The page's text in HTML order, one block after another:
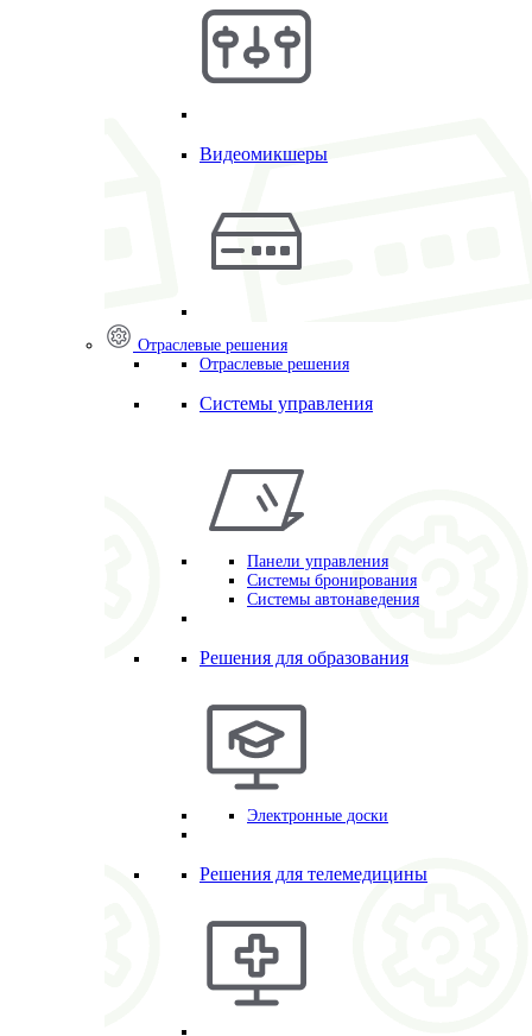
Видеомикшеры
Отраслевые решения
Отраслевые решения
Системы управления
Панели управления
Системы бронирования
Системы автонаведения
Решения для образования
Электронные доски
Решения для телемедицины